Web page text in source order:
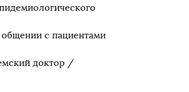
общении с пациентами
доктор /